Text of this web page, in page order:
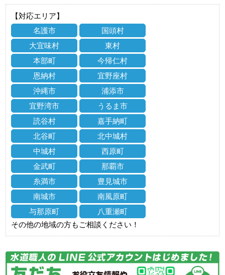
【対応エリア】
名護市
国頭村
大宜味村
東村
本部町
今帰仁村
恩納村
宜野座村
沖縄市
浦添市
宜野湾市
うるま市
読谷村
嘉手納町
北谷町
北中城村
中城村
西原町
金武町
那覇市
糸満市
豊見城市
南城市
南風原町
与那原町
八重瀬町
その他の地域の方もご相談ください！